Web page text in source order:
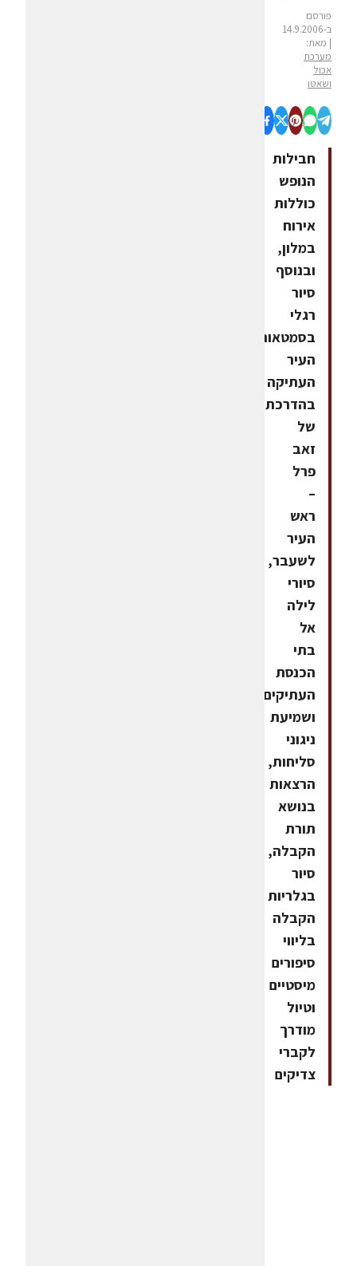
פורסם
ב-14.9.2006
| מאת:
מערכת
אכול
ושאטו
חבילות
הנופש
כוללות
אירוח
במלון,
ובנוסף
סיור
רגלי
בסמטאות
העיר
העתיקה
בהדרכתו
של
זאב
פרל
–
ראש
העיר
לשעבר,
סיורי
לילה
אל
בתי
הכנסת
העתיקים
ושמיעת
ניגוני
סליחות,
הרצאות
בנושא
תורת
הקבלה,
סיור
בגלריות
הקבלה
בליווי
סיפורים
מיסטיים
וטיול
מודרך
לקברי
צדיקים